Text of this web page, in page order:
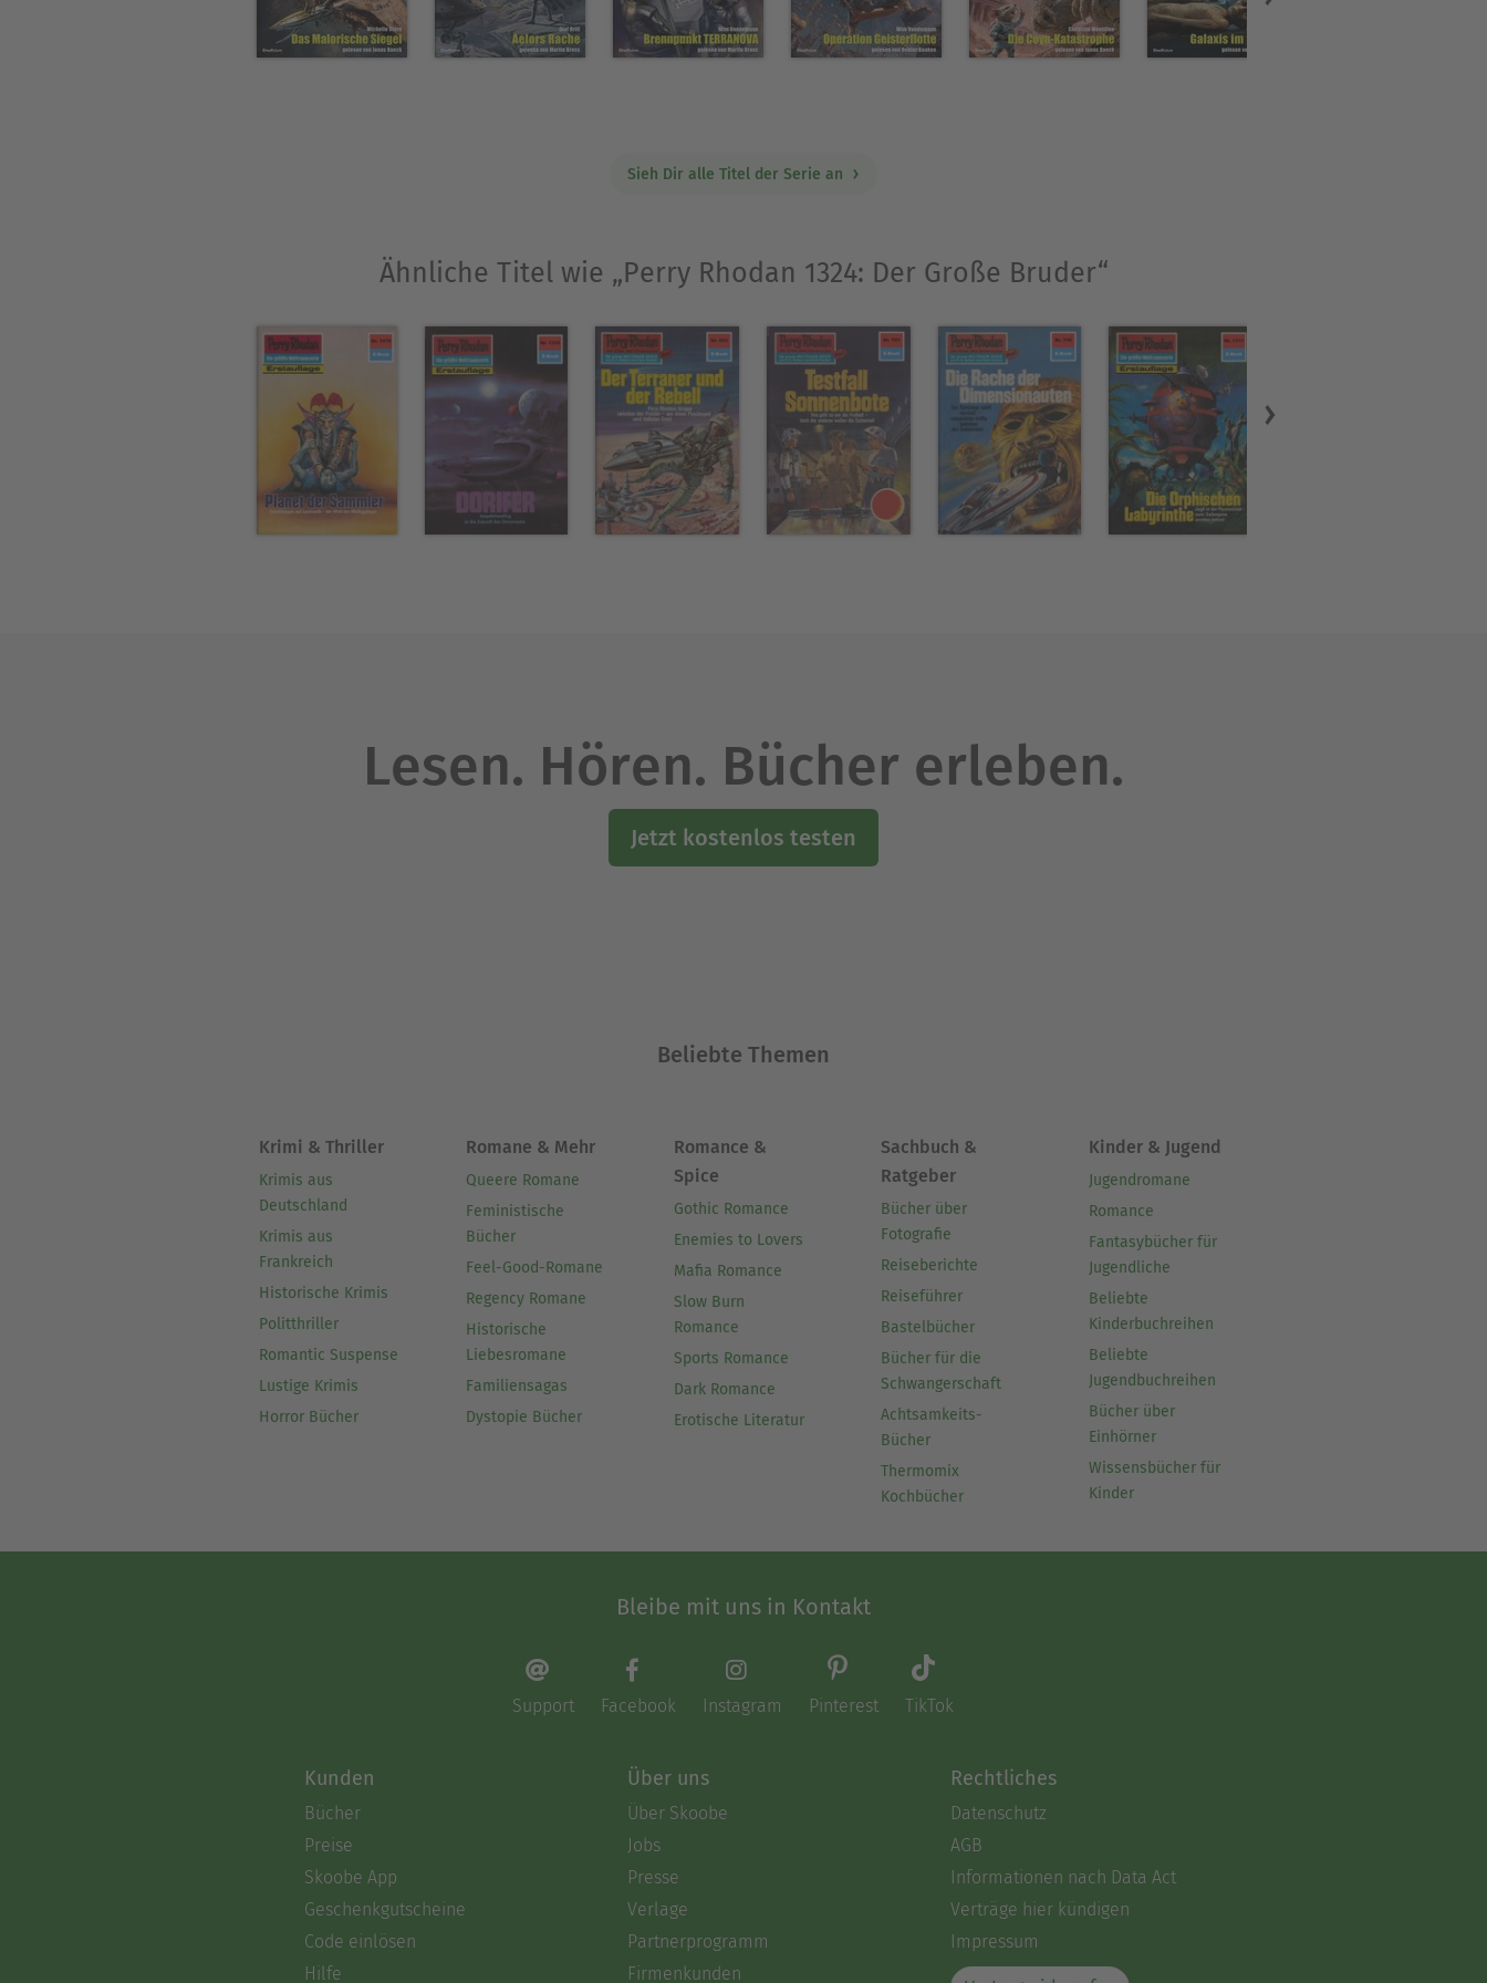
Sieh Dir alle Titel der Serie an
Ähnliche Titel wie „Perry Rhodan 1324: Der Große Bruder“
Lesen. Hören. Bücher erleben.
Jetzt kostenlos testen
Beliebte Themen
Krimi & Thriller
Krimis aus
Deutschland
Krimis aus
Frankreich
Historische Krimis
Politthriller
Romantic Suspense
Lustige Krimis
Horror Bücher
Romane & Mehr
Queere Romane
Feministische
Bücher
Feel-Good-Romane
Regency Romane
Historische
Liebesromane
Familiensagas
Dystopie Bücher
Romance &
Spice
Gothic Romance
Enemies to Lovers
Mafia Romance
Slow Burn
Romance
Sports Romance
Dark Romance
Erotische Literatur
Sachbuch &
Ratgeber
Bücher über
Fotografie
Reiseberichte
Reiseführer
Bastelbücher
Bücher für die
Schwangerschaft
Achtsamkeits-
Bücher
Thermomix
Kochbücher
Kinder & Jugend
Jugendromane
Romance
Fantasybücher für
Jugendliche
Beliebte
Kinderbuchreihen
Beliebte
Jugendbuchreihen
Bücher über
Einhörner
Wissensbücher für
Kinder
Bleibe mit uns in Kontakt
Support Facebook Instagram Pinterest TikTok
Kunden
Bücher
Preise
Skoobe App
Geschenkgutscheine
Code einlösen
Hilfe
Über uns
Über Skoobe
Jobs
Presse
Verlage
Partnerprogramm
Firmenkunden
Rechtliches
Datenschutz
AGB
Informationen nach Data Act
Verträge hier kündigen
Impressum